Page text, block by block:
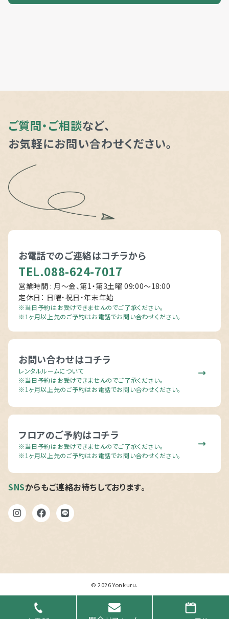
ご質問・ご相談など、
お気軽にお問い合わせください。
お電話でのご連絡はコチラから
TEL.088-624-7017
営業時間 : 月～金、第1・第3土曜 09:00〜18:00
定休日： 日曜・祝日・年末年始
※当日予約はお受けできませんのでご了承ください。
※1ヶ月以上先のご予約はお電話でお問い合わせください。
お問い合わせはコチラ
レンタルルームについて
※当日予約はお受けできませんのでご了承ください。
※1ヶ月以上先のご予約はお電話でお問い合わせください。
フロアのご予約はコチラ
※当日予約はお受けできませんのでご了承ください。
※1ヶ月以上先のご予約はお電話でお問い合わせください。
SNSからもご連絡お待ちしております。
© 2026Yonkuru.